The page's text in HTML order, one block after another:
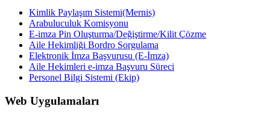
Kimlik Paylaşım Sistemi(Mernis)
Arabuluculuk Komisyonu
E-imza Pin Oluşturma/Değiştirme/Kilit Çözme
Aile Hekimliği Bordro Sorgulama
Elektronik İmza Başvurusu (E-İmza)
Aile Hekimleri e-imza Başvuru Süreci
Personel Bilgi Sistemi (Ekip)
Web Uygulamaları